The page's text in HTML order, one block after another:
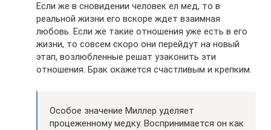
Если же в сновидении человек ел мед, то в
реальной жизни его вскоре ждет взаимная
любовь. Если же такие отношения уже есть в его
жизни, то совсем скоро они перейдут на новый
этап, возлюбленные решат узаконить эти
отношения. Брак окажется счастливым и крепким.
Особое значение Миллер уделяет
процеженному медку. Воспринимается он как